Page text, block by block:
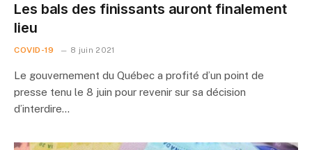
Les bals des finissants auront finalement
lieu
COVID-19 8 juin 2021
Le gouvernement du Québec a profité d’un point de
presse tenu le 8 juin pour revenir sur sa décision
d’interdire…